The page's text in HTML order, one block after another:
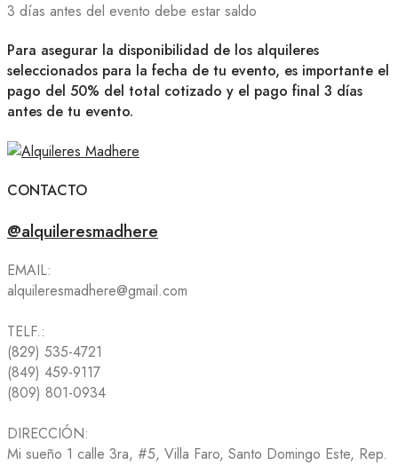
3 días antes del evento debe estar saldo
Para asegurar la disponibilidad de los alquileres
seleccionados para la fecha de tu evento, es importante el
pago del 50% del total cotizado y el pago final 3 días
antes de tu evento.
CONTACTO
@alquileresmadhere
EMAIL:
alquileresmadhere@gmail.com
TELF.:
(829) 535-4721
(849) 459-9117
(809) 801-0934
DIRECCIÓN:
Mi sueño 1 calle 3ra, #5, Villa Faro, Santo Domingo Este, Rep.